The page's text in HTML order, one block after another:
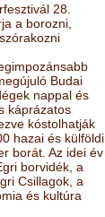
28.
a borozni,
Budai
nappal és
káprázatos
kóstolhatják
hazai és külföldi
borát. Az idei év
borvidék, a
Csillagok, a
és kultúra